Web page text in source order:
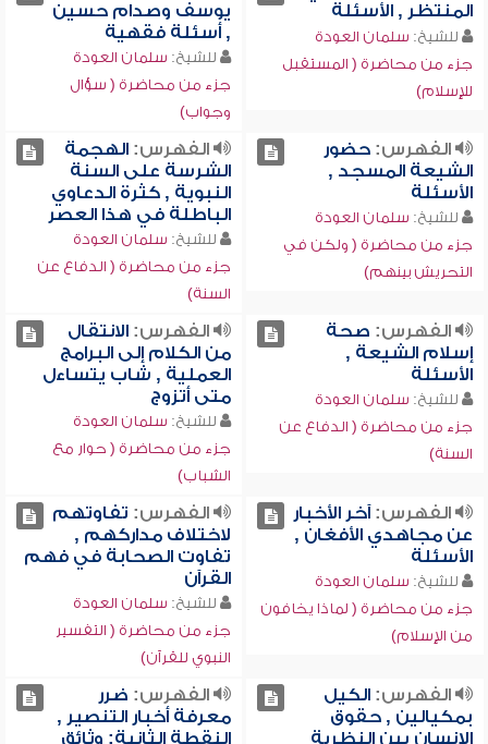
المنتظر , الأسئلة
للشيخ: سلمان العودة
جزء من محاضرة ( المستقبل
للإسلام)
يوسف وصدام حسين
, أسئلة فقهية
للشيخ: سلمان العودة
جزء من محاضرة ( سؤال
وجواب)
الفهرس:حضور
الشيعة المسجد ,
الأسئلة
للشيخ: سلمان العودة
جزء من محاضرة ( ولكن في
التحريش بينهم)
الفهرس:الهجمة
الشرسة على السنة
النبوية , كثرة الدعاوي
الباطلة في هذا العصر
للشيخ: سلمان العودة
جزء من محاضرة ( الدفاع عن
السنة)
الفهرس: صحة
إسلام الشيعة ,
الأسئلة
للشيخ: سلمان العودة
جزء من محاضرة ( الدفاع عن
السنة)
الفهرس:الانتقال
من الكلام إلى البرامج
العملية , شاب يتساءل
متى أتزوج
للشيخ: سلمان العودة
جزء من محاضرة ( حوار مع
الشباب)
الفهرس:آخر الأخبار
عن مجاهدي الأفغان ,
الأسئلة
للشيخ: سلمان العودة
جزء من محاضرة ( لماذا يخافون
من الإسلام)
الفهرس: تفاوتهم
لاختلاف مداركهم ,
تفاوت الصحابة في فهم
القرآن
للشيخ: سلمان العودة
جزء من محاضرة ( التفسير
النبوي للقرآن)
الفهرس:الكيل
بمكيالين , حقوق
الإنسان بين النظرية
الفهرس: ضرر
معرفة أخبار التنصير ,
النقطة الثانية: وثائق